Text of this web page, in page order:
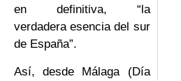
en definitiva, “la
verdadera esencia del sur
de España”.
Así, desde Málaga (Día